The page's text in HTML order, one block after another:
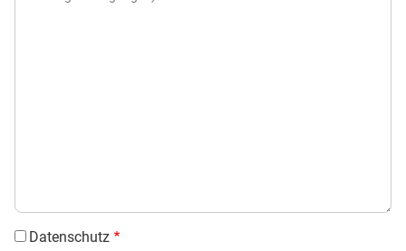
Datenschutz